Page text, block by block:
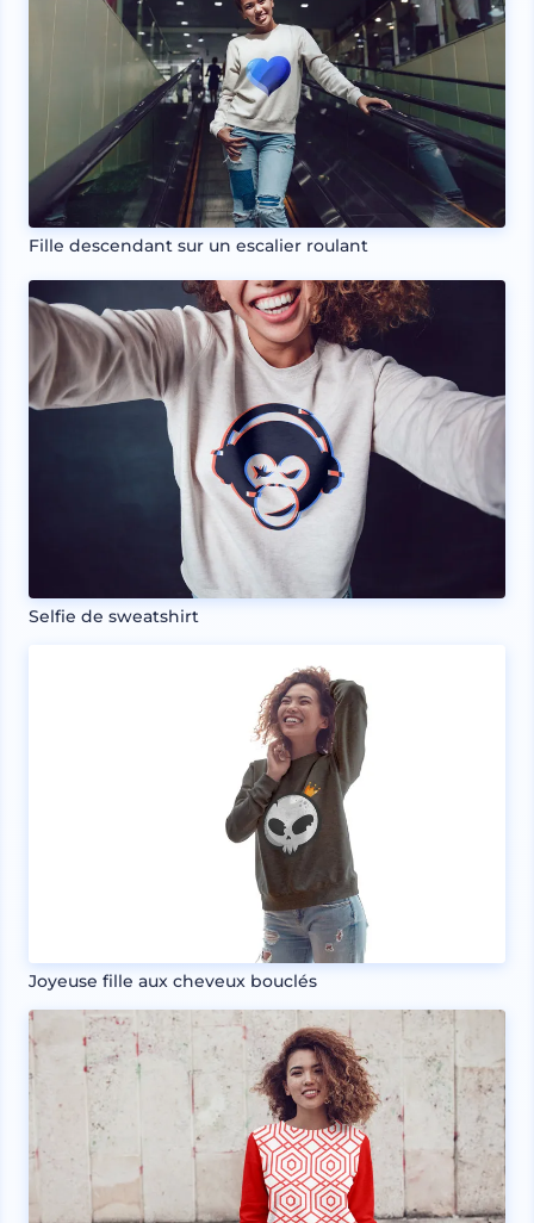
Fille descendant sur un escalier roulant
Selfie de sweatshirt
Joyeuse fille aux cheveux bouclés